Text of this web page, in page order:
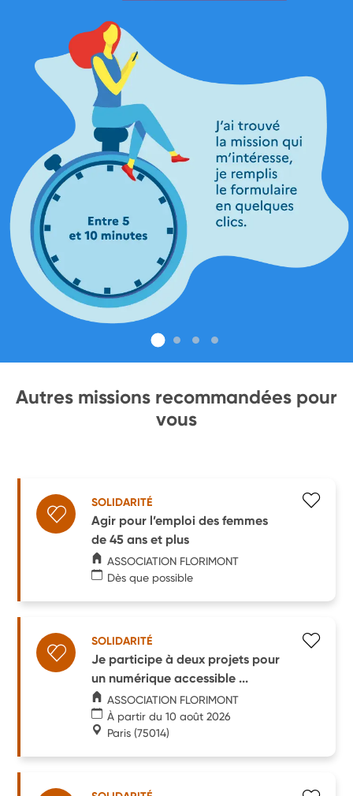
Autres missions recommandées pour
vous
SOLIDARITÉ
Agir pour l’emploi des femmes
de 45 ans et plus
ASSOCIATION FLORIMONT
Dès que possible
SOLIDARITÉ
Je participe à deux projets pour
un numérique accessible ...
ASSOCIATION FLORIMONT
À partir du 10 août 2026
Paris (75014)